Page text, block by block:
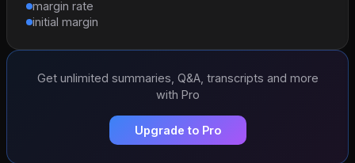
margin rate
initial margin
Get unlimited summaries, Q&A, transcripts and more
with Pro
Upgrade to Pro